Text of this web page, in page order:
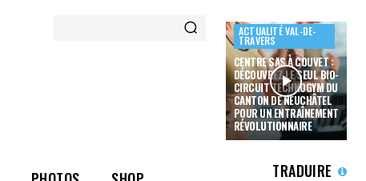
ACTUALITÉ VAL-DE-
TRAVERS
CENTRE SAS À COUVET :
DÉCOUVREZ LE SEUL BIO-
CIRCUIT TECHNOGYM DU
CANTON DE NEUCHÂTEL
POUR UN ENTRAÎNEMENT
RÉVOLUTIONNAIRE
TRADUIRE